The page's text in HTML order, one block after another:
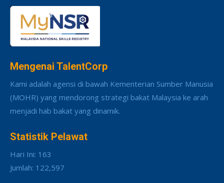
Mengenai TalentCorp
Kami adalah agensi di bawah Kementerian Sumber Manusia
(MOHR) yang mendorong strategi bakat Malaysia ke arah
menjadi hab bakat yang dinamik.
Statistik Pelawat
Hari Ini: 163
Jumlah: 122,597